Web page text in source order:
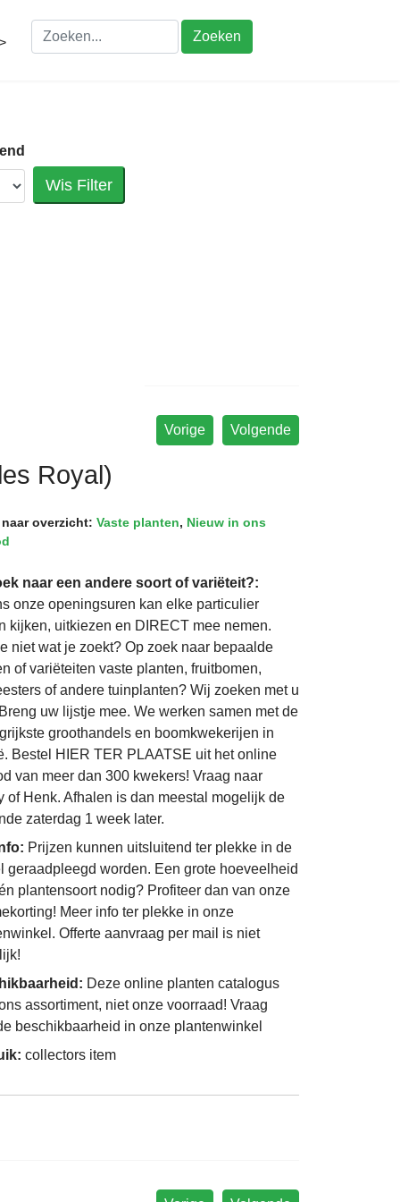
Zoeken
Wis Filter
Volgende
Vorige
Royal)
overzicht: Vaste planten, Nieuw in ons
naar een andere soort of variëteit?:
onze openingsuren kan elke particulier
kijken, uitkiezen en DIRECT mee nemen.
niet wat je zoekt? Op zoek naar bepaalde
of variëteiten vaste planten, fruitbomen,
of andere tuinplanten? Wij zoeken met u
uw lijstje mee. We werken samen met de
groothandels en boomkwekerijen in
Bestel HIER TER PLAATSE uit het online
van meer dan 300 kwekers! Vraag naar
of Henk. Afhalen is dan meestal mogelijk de
zaterdag 1 week later.
Prijzen kunnen uitsluitend ter plekke in de
geraadpleegd worden. Een grote hoeveelheid
plantensoort nodig? Profiteer dan van onze
Meer info ter plekke in onze
Offerte aanvraag per mail is niet
Deze online planten catalogus
assortiment, niet onze voorraad! Vraag
beschikbaarheid in onze plantenwinkel
collectors item